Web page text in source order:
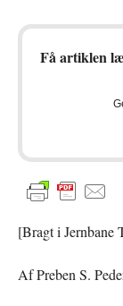
Få artiklen
[Bragt i Jernbane
Af Preben S.